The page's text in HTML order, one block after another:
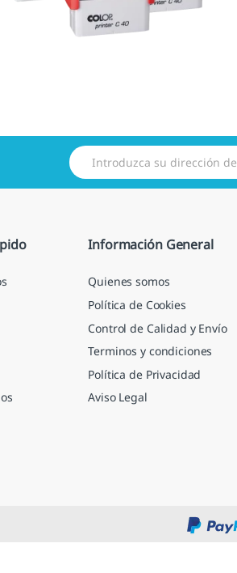
E
m
Información General
Quienes somos
Política de Cookies
Control de Calidad y Envío
Terminos y condiciones
Política de Privacidad
Aviso Legal